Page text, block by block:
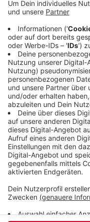
die
Für Radfahrer und
ausgeschildert.
bildet das östliche
verbindet sie mit
Gebiet der Stadt
Uhr wird er wieder
Veröffentlicht:
Anzeige
Anzeige